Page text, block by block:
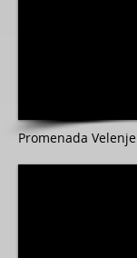
Promenada Velenje